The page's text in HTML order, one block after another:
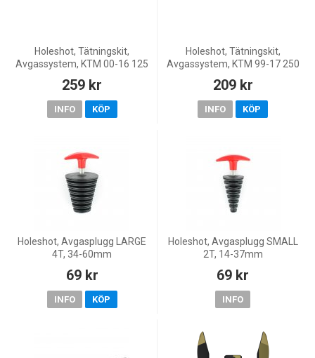
Holeshot, Tätningskit,
Avgassystem, KTM 00-16 125
XC-W/150 XC-W, 07-08 144
SX, 23-25 150 EXC, 20-22
259 kr
INFO KÖP
Holeshot, Tätningskit,
Avgassystem, KTM 99-17 250
250 EXC/300 SX, 99-27 250
SX, 11-16 200 EXC, 27
209 kr
INFO KÖP
Holeshot, Avgasplugg LARGE
4T, 34-60mm
69 kr
INFO KÖP
Holeshot, Avgasplugg SMALL
2T, 14-37mm
69 kr
INFO